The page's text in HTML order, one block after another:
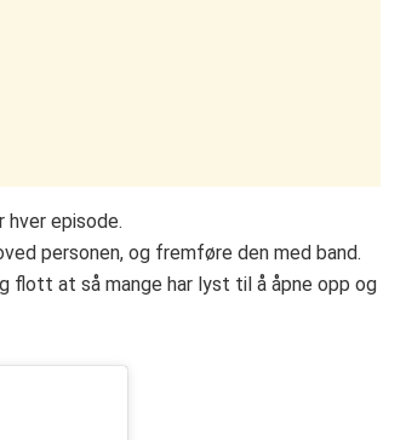
episode.
personen, og fremføre den med band.
flott at så mange har lyst til å åpne opp og